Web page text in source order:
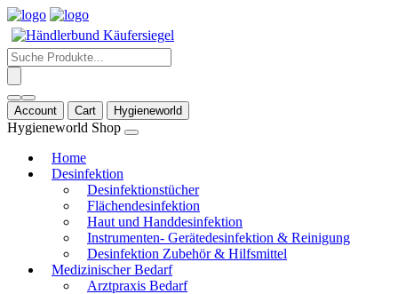
Products
search
Account Cart Hygieneworld
Hygieneworld Shop
Home
Desinfektion
Desinfektionstücher
Flächendesinfektion
Haut und Handdesinfektion
Instrumenten- Gerätedesinfektion & Reinigung
Desinfektion Zubehör & Hilfsmittel
Medizinischer Bedarf
Arztpraxis Bedarf